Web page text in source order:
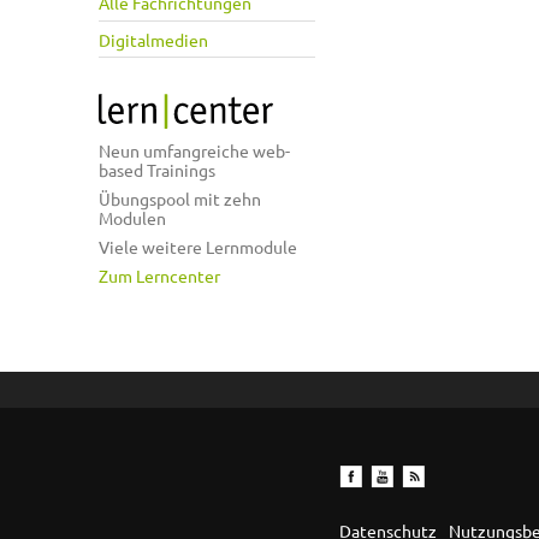
Digitalmedien
Neun umfangreiche web-
based Trainings
Übungspool mit zehn
Modulen
Viele weitere Lernmodule
Zum Lerncenter
Datenschutz